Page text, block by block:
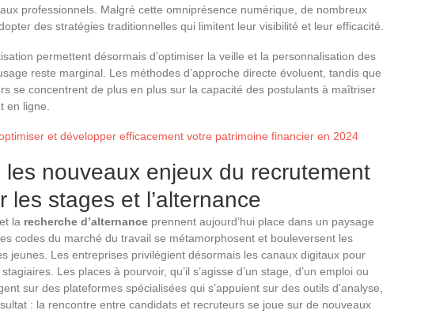
professionnels. Malgré cette omniprésence numérique, de nombreux
des stratégies traditionnelles qui limitent leur visibilité et leur efficacité.
permettent désormais d’optimiser la veille et la personnalisation des
reste marginal. Les méthodes d’approche directe évoluent, tandis que
se concentrent de plus en plus sur la capacité des postulants à maîtriser
en ligne.
et développer efficacement votre patrimoine financier en 2024
les nouveaux enjeux du recrutement
les stages et l’alternance
et la recherche d’alternance prennent aujourd’hui place dans un paysage
codes du marché du travail se métamorphosent et bouleversent les
jeunes. Les entreprises privilégient désormais les canaux digitaux pour
Les places à pourvoir, qu’il s’agisse d’un stage, d’un emploi ou
sur des plateformes spécialisées qui s’appuient sur des outils d’analyse,
: la rencontre entre candidats et recruteurs se joue sur de nouveaux